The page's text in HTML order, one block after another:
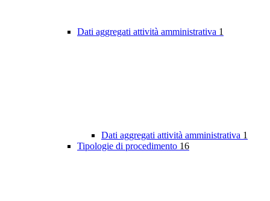
Dati aggregati attività amministrativa 1
Dati aggregati attività amministrativa 1
Tipologie di procedimento 16